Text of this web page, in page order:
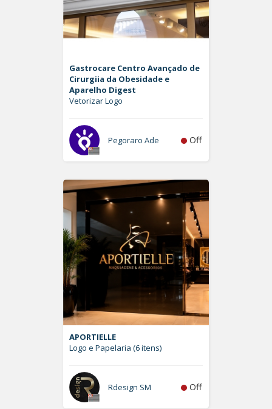
Gastrocare Centro Avançado de
Cirurgiia da Obesidade e
Aparelho Digest
Vetorizar Logo
Pegoraro Ade Off
APORTIELLE
Logo e Papelaria (6 itens)
Rdesign SM Off